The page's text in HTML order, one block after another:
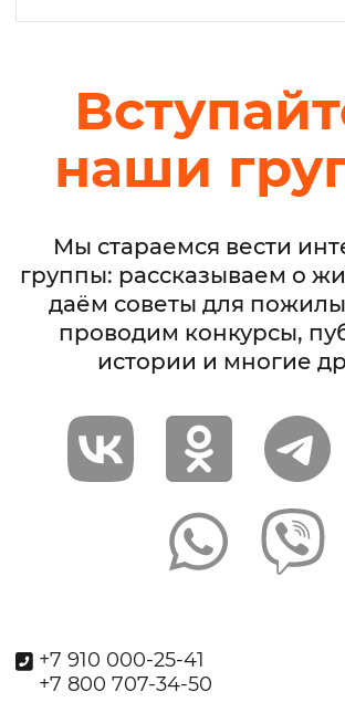
наши
Мы стараемся вести
группы: рассказываем о
даём советы для
проводим конкурсы,
истории и многие
+7 910 000-25-41
+7 800 707-34-50